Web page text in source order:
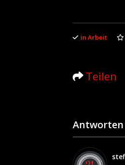
in Arbeit
Teilen
Antworten